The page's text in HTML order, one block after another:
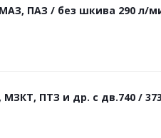
ПАЗ / без шкива 290 л/
ПТЗ и др. с дв.740 /